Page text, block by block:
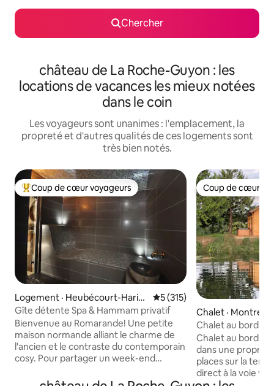
Chercher
château de La Roche-Guyon : les
locations de vacances les mieux notées
dans le coin
Les voyageurs sont unanimes : l'emplacement, la
propreté et d'autres qualités de ces logements sont
très bien notés.
Coup de cœur voyageurs parmi les plus aimés
Coup de cœur voyageurs
Logement · Heubécourt-Haric
ourt
Note moyenne de 5 sur 5,
5 (315)
Gîte détente Spa & Hammam privatif
Bienvenue au Romarande! Une petite
maison normande alliant le charme de
l'ancien et le contraste du contemporain
cosy. Pour partager un week-end
chez nous un grand hammam privatif
Coup de cœur
Coup de cœur
Chalet ·
Chalet au bord de
extérieur
Chalet au bord
dans une
places sur la
direct à la voie